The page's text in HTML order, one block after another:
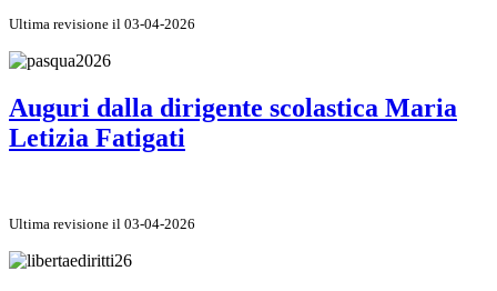
Ultima revisione il 03-04-2026
Auguri dalla dirigente scolastica Maria
Letizia Fatigati
Ultima revisione il 03-04-2026